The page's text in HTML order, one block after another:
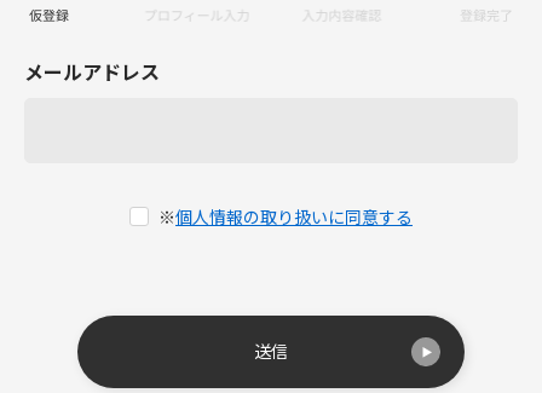
メールアドレス
※個人情報の取り扱いに同意する
送信